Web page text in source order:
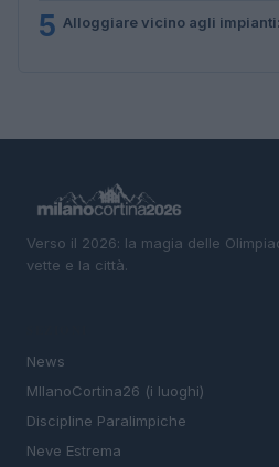
5 Alloggiare vicino agli
Verso il 2026: la magia delle
vette e la città.
News
MIlanoCortina26 (i luoghi)
Discipline Paralimpiche
Neve Estrema